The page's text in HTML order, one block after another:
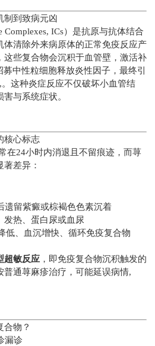
制到致病元凶
Complexes, ICs）是抗原与抗体结合
体清除外来病原体的正常免疫反应产
这些复合物会沉积于血管壁，激活补
中性粒细胞释放炎性因子，最终引
。这种炎症反应不仅破坏小血管结
与系统症状。
核心标志
在24小时内消退且不留痕迹，而荨
差异：
遗留紫癜或棕褐色色素沉着
发热、蛋白尿或血尿
低、血沉增快、循环免疫复合物
超敏反应 ，即免疫复合物沉积触发的
普通荨麻疹治疗，可能延误病情,
合物？
漏诊